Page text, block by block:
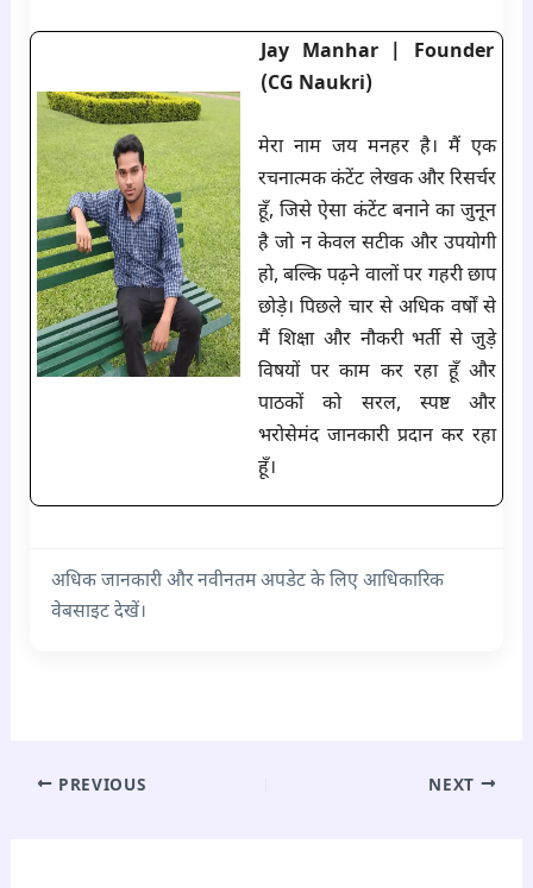
Jay Manhar | Founder
(CG Naukri)
मेरा नाम जय मनहर है। मैं एक
रचनात्मक कंटेंट लेखक और रिसर्चर
हूँ, जिसे ऐसा कंटेंट बनाने का जुनून
है जो न केवल सटीक और उपयोगी
हो, बल्कि पढ़ने वालों पर गहरी छाप
छोड़े। पिछले चार से अधिक वर्षों से
मैं शिक्षा और नौकरी भर्ती से जुड़े
विषयों पर काम कर रहा हूँ और
पाठकों को सरल, स्पष्ट और
भरोसेमंद जानकारी प्रदान कर रहा
हूँ।
अधिक जानकारी और नवीनतम अपडेट के लिए आधिकारिक
वेबसाइट देखें।
PREVIOUS NEXT